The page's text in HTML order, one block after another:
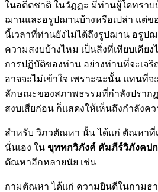
ในอดีตชาติ ในวัฏฏะ มีท่านผู้ใดทราบ
ฌานและอรูปฌานบ้างหรือเปล่า แต่ข
นี้เวลาที่ท่านยังไม่ได้ถึงรูปฌาน อรูป
ความสงบบ้างไหม เป็นสิ่งที่เทียบเคีย
การปฏิบัติของท่าน อย่างท่านที่จะเจ
อาจจะไม่เข้าใจ เพราะฉะนั้น แทนที่
ลักษณะของสภาพธรรมที่กำลังปราก
สงบเสียก่อน ก็แสดงให้เห็นถึงกำลัง
สำหรับ วิภวตัณหา นั้น ได้แก่ ตัณหาที่
นั่นเอง ใน ขุททกวิภังค์ คัมภีร์วิภังคป
ตัณหาอีกหลายนัย เช่น
กามตัณหา ได้แก่ ความยินดีในกามธ